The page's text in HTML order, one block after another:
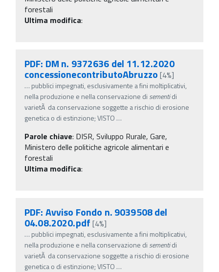
forestali
Ultima modifica:
PDF: DM n. 9372636 del 11.12.2020
concessionecontributoAbruzzo [4%]
… pubblici impegnati, esclusivamente a fini moltiplicativi,
nella produzione e nella conservazione di sementidi
varietÃ da conservazione soggette a rischio di erosione
genetica o di estinzione; VISTO …
Parole chiave: DISR, Sviluppo Rurale, Gare,
Ministero delle politiche agricole alimentari e
forestali
Ultima modifica:
PDF: Avviso Fondo n. 9039508 del
04.08.2020.pdf [4%]
… pubblici impegnati, esclusivamente a fini moltiplicativi,
nella produzione e nella conservazione di sementidi
varietÃ da conservazione soggette a rischio di erosione
genetica o di estinzione; VISTO …